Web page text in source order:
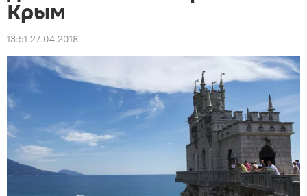
Крым
13:51 27.04.2018